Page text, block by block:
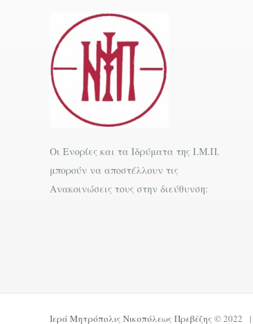
Οι Ενορίες και τα Ιδρύματα της Ι.Μ.Π.
μπορούν να αποστέλλουν τις
Ανακοινώσεις τους στην διεύθυνση:
Ιερά Μητρόπολις Νικοπόλεως Πρεβέζης © 2022 |